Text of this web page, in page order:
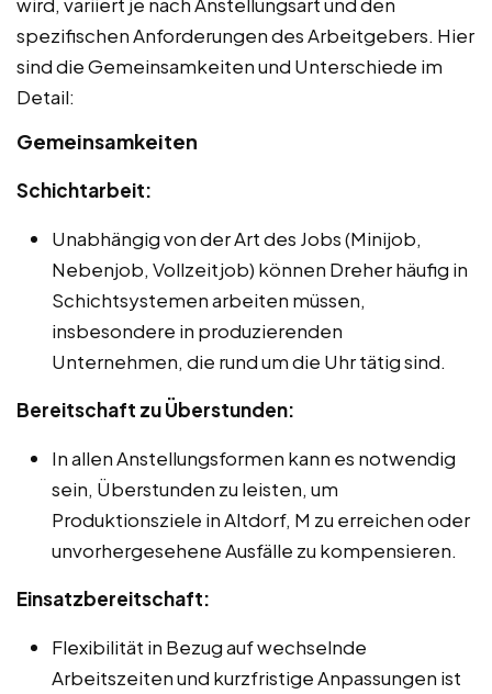
spezifischen Anforderungen des Arbeitgebers. Hier
sind die Gemeinsamkeiten und Unterschiede im
Detail:
Gemeinsamkeiten
Schichtarbeit:
Unabhängig von der Art des Jobs (Minijob,
Nebenjob, Vollzeitjob) können Dreher häufig in
Schichtsystemen arbeiten müssen,
insbesondere in produzierenden
Unternehmen, die rund um die Uhr tätig sind.
Bereitschaft zu Überstunden:
In allen Anstellungsformen kann es notwendig
sein, Überstunden zu leisten, um
Produktionsziele in Altdorf, M zu erreichen oder
unvorhergesehene Ausfälle zu kompensieren.
Einsatzbereitschaft:
Flexibilität in Bezug auf wechselnde
Arbeitszeiten und kurzfristige Anpassungen ist